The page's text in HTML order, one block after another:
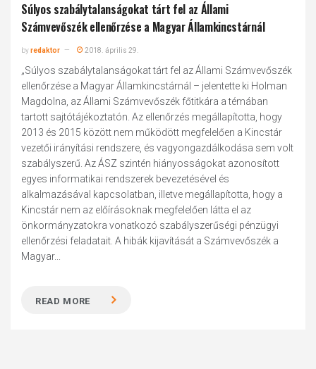
Súlyos szabálytalanságokat tárt fel az Állami
Számvevőszék ellenőrzése a Magyar Államkincstárnál
byredaktor 2018. április 29.
„Súlyos szabálytalanságokat tárt fel az Állami Számvevőszék
ellenőrzése a Magyar Államkincstárnál – jelentette ki Holman
Magdolna, az Állami Számvevőszék főtitkára a témában
tartott sajtótájékoztatón. Az ellenőrzés megállapította, hogy
2013 és 2015 között nem működött megfelelően a Kincstár
vezetői irányítási rendszere, és vagyongazdálkodása sem volt
szabályszerű. Az ÁSZ szintén hiányosságokat azonosított
egyes informatikai rendszerek bevezetésével és
alkalmazásával kapcsolatban, illetve megállapította, hogy a
Kincstár nem az előírásoknak megfelelően látta el az
önkormányzatokra vonatkozó szabályszerűségi pénzügyi
ellenőrzési feladatait. A hibák kijavítását a Számvevőszék a
Magyar...
READ MORE